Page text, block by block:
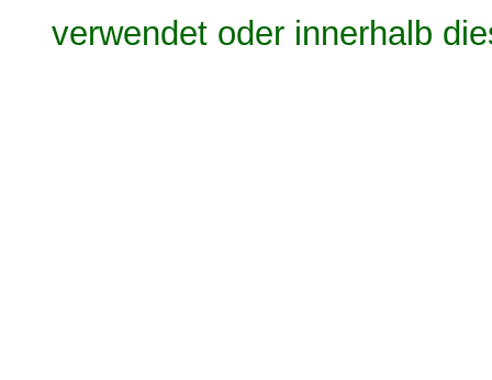
verwendet oder innerhalb